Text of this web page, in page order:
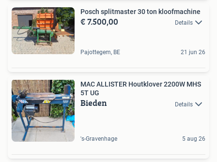
Posch splitmaster 30 ton kloofmachine
€ 7.500,00 Details
Pajottegem, BE 21 jun 26
MAC ALLISTER Houtklover 2200W MHS
5T UG
Bieden Details
's-Gravenhage 5 aug 26